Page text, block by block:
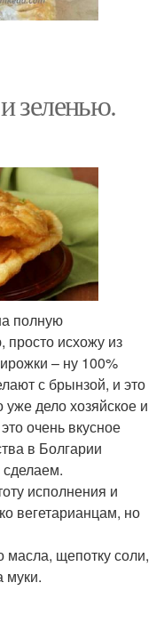
зеленью.
полную
просто исхожу из
– ну 100%
с брынзой, и это
уже дело хозяйское и
очень вкусное
в Болгарии
сделаем.
исполнения и
вегетарианцам, но
масла, щепотку соли,
муки.